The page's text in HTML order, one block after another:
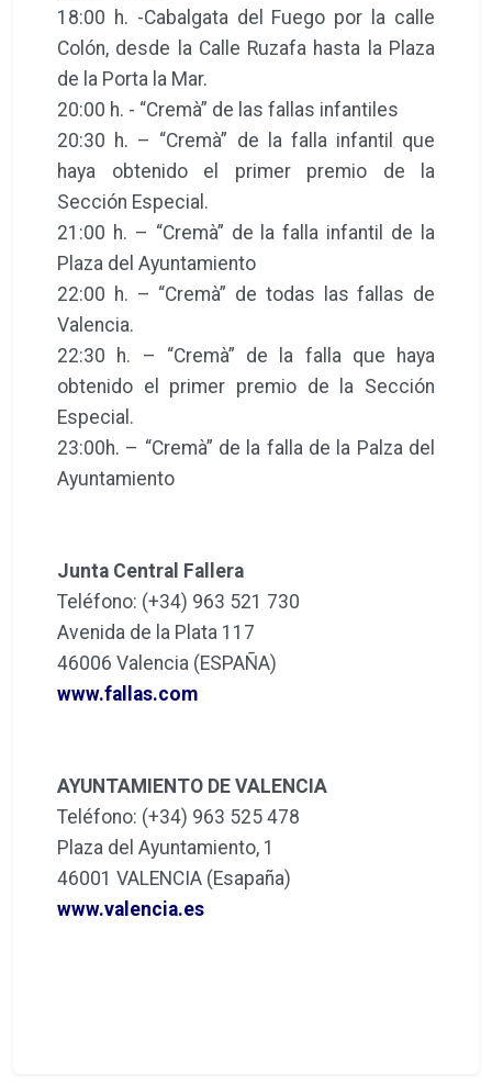
18:00 h. -Cabalgata del Fuego por la calle
Colón, desde la Calle Ruzafa hasta la Plaza
de la Porta la Mar.
20:00 h. - “Cremà” de las fallas infantiles
20:30 h. – “Cremà” de la falla infantil que
haya obtenido el primer premio de la
Sección Especial.
21:00 h. – “Cremà” de la falla infantil de la
Plaza del Ayuntamiento
22:00 h. – “Cremà” de todas las fallas de
Valencia.
22:30 h. – “Cremà” de la falla que haya
obtenido el primer premio de la Sección
Especial.
23:00h. – “Cremà” de la falla de la Palza del
Ayuntamiento
Junta Central Fallera
Teléfono: (+34) 963 521 730
Avenida de la Plata 117
46006 Valencia (ESPAÑA)
www.fallas.com
AYUNTAMIENTO DE VALENCIA
Teléfono: (+34) 963 525 478
Plaza del Ayuntamiento, 1
46001 VALENCIA (Esapaña)
www.valencia.es